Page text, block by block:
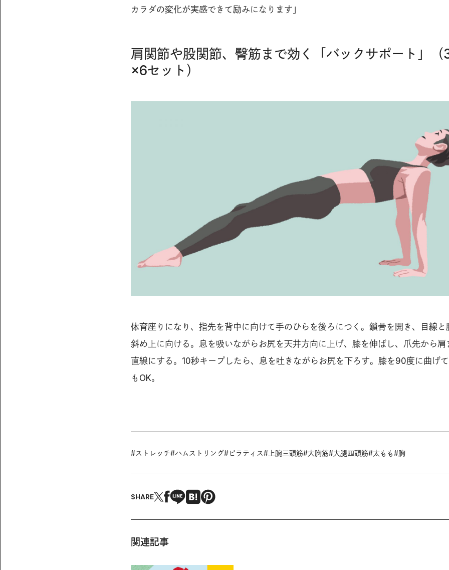
カラダの変化が実感できて励みになります」
肩関節や股関節、臀筋まで効く「バックサポート」（
×6セット）
体育座りになり、指先を背中に向けて手のひらを後ろにつく。鎖骨を開き、目線と
斜め上に向ける。息を吸いながらお尻を天井方向に上げ、膝を伸ばし、爪先から肩
直線にする。10秒キープしたら、息を吐きながらお尻を下ろす。膝を90度に曲げ
もOK。
#ストレッチ#ハムストリング#ピラティス# 上腕三頭筋#大胸筋#大腿四頭筋#太もも#胸
SHARE
関連記事